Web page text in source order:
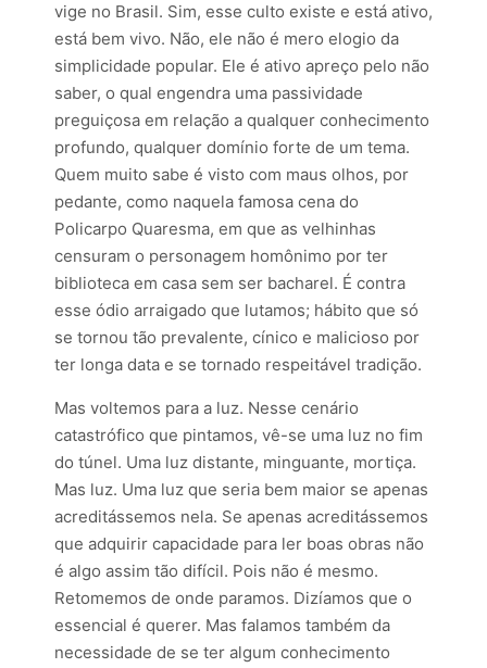
vige no Brasil. Sim, esse culto existe e está ativo,
está bem vivo. Não, ele não é mero elogio da
simplicidade popular. Ele é ativo apreço pelo não
saber, o qual engendra uma passividade
preguiçosa em relação a qualquer conhecimento
profundo, qualquer domínio forte de um tema.
Quem muito sabe é visto com maus olhos, por
pedante, como naquela famosa cena do
Policarpo Quaresma, em que as velhinhas
censuram o personagem homônimo por ter
biblioteca em casa sem ser bacharel. É contra
esse ódio arraigado que lutamos; hábito que só
se tornou tão prevalente, cínico e malicioso por
ter longa data e se tornado respeitável tradição.
Mas voltemos para a luz. Nesse cenário
catastrófico que pintamos, vê-se uma luz no fim
do túnel. Uma luz distante, minguante, mortiça.
Mas luz. Uma luz que seria bem maior se apenas
acreditássemos nela. Se apenas acreditássemos
que adquirir capacidade para ler boas obras não
é algo assim tão difícil. Pois não é mesmo.
Retomemos de onde paramos. Dizíamos que o
essencial é querer. Mas falamos também da
necessidade de se ter algum conhecimento